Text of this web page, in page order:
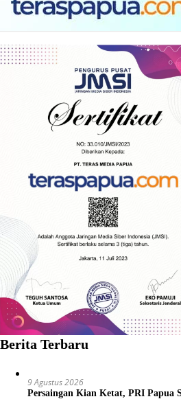
Berita Terbaru
9 Agustus 2026
Persaingan Kian Ketat, PRI Papua